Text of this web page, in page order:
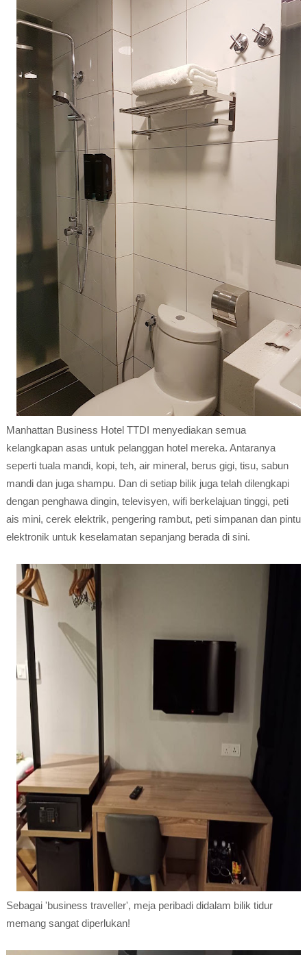
Manhattan Business Hotel TTDI menyediakan semua
kelangkapan asas untuk pelanggan hotel mereka. Antaranya
seperti tuala mandi, kopi, teh, air mineral, berus gigi, tisu, sabun
mandi dan juga shampu. Dan di setiap bilik juga telah dilengkapi
dengan penghawa dingin, televisyen, wifi berkelajuan tinggi, peti
ais mini, cerek elektrik, pengering rambut, peti simpanan dan pintu
elektronik untuk keselamatan sepanjang berada di sini.
Sebagai 'business traveller', meja peribadi didalam bilik tidur
memang sangat diperlukan!